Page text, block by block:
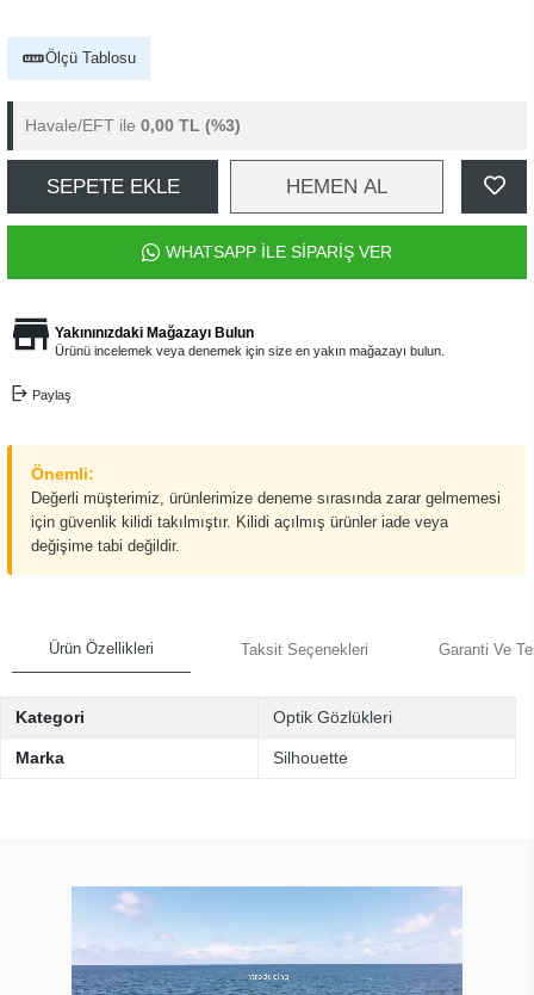
Ölçü Tablosu
Havale/EFT ile 0,00 TL (%3)
SEPETE EKLE HEMEN AL
WHATSAPP İLE SİPARİŞ VER
Yakınınızdaki Mağazayı Bulun
Ürünü incelemek veya denemek için size en yakın mağazayı bulun.
Paylaş
Önemli:
Değerli müşterimiz, ürünlerimize deneme sırasında zarar gelmemesi
için güvenlik kilidi takılmıştır. Kilidi açılmış ürünler iade veya
değişime tabi değildir.
Ürün Özellikleri Taksit Seçenekleri Garanti Ve
Kategori Optik Gözlükleri
Marka Silhouette